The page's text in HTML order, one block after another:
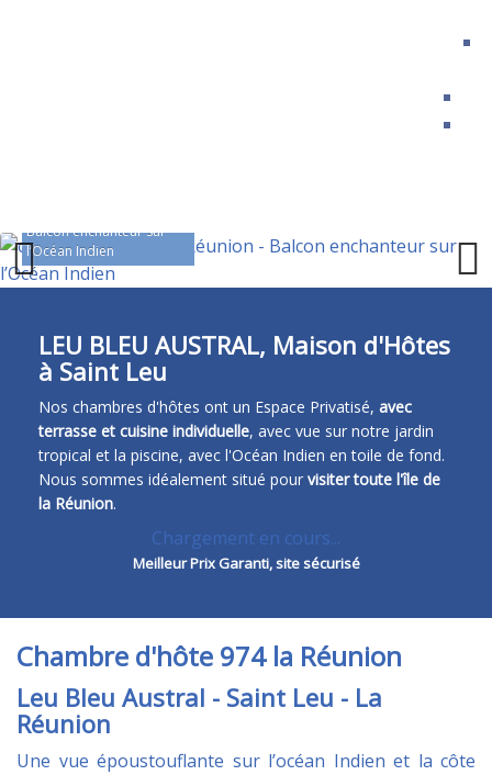
Balcon enchanteur sur
l’Océan Indien
LEU BLEU AUSTRAL, Maison d'Hôtes
à Saint Leu
Nos chambres d'hôtes ont un Espace Privatisé, avec
terrasse et cuisine individuelle, avec vue sur notre jardin
tropical et la piscine, avec l'Océan Indien en toile de fond.
Nous sommes idéalement situé pour visiter toute l'île de
la Réunion.
Chargement en cours...
Meilleur Prix Garanti, site sécurisé
Chambre d'hôte 974 la Réunion
Leu Bleu Austral - Saint Leu - La
Réunion
Une vue époustouflante sur l’océan Indien et la côte